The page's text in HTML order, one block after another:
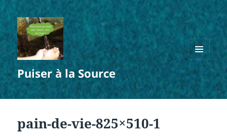
Puiser à la Source
MENU
ET
WIDGETS
pain-de-vie-825×510-1